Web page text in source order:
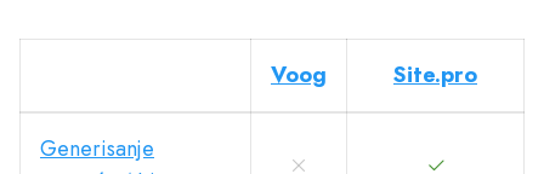
Voog Site.pro
Generisanje